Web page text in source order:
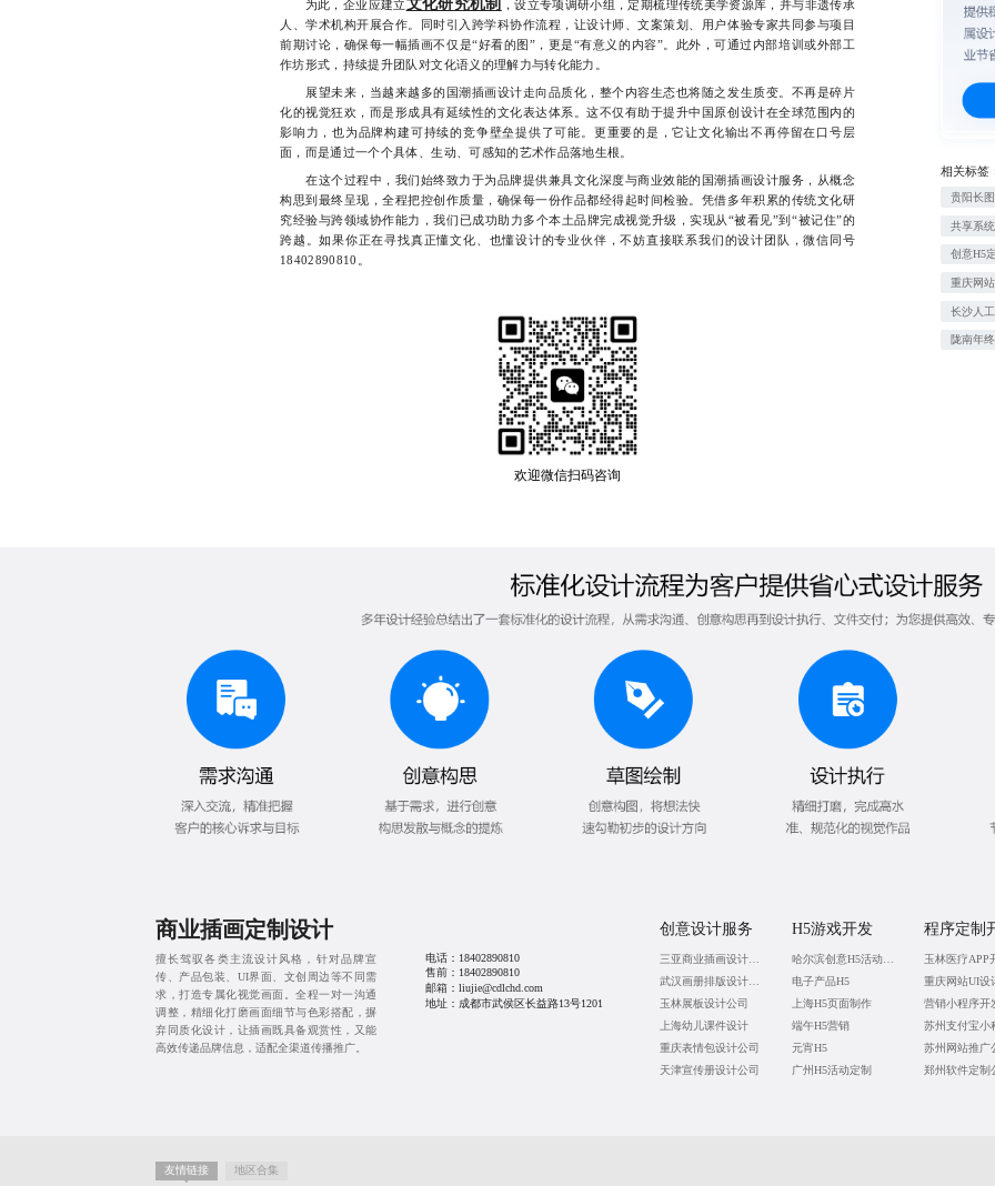
为此，企业应建立文化研究机制
，设立专项调研小组，定期梳理传统美学资源库，并与非遗传承
人、学术机构开展合作。同时引入跨学科协作流程，让设计师、文案策划、用户体验专家共同参与项目
前期讨论，确保每一幅插画不仅是“好看的图”，更是“有意义的内容”。此外，可通过内部培训或外部工
作坊形式，持续提升团队对文化语义的理解力与转化能力。
展望未来，当越来越多的国潮插画设计走向品质化，整个内容生态也将随之发生质变。不再是碎片
化的视觉狂欢，而是形成具有延续性的文化表达体系。这不仅有助于提升中国原创设计在全球范围内的
影响力，也为品牌构建可持续的竞争壁垒提供了可能。更重要的是，它让文化输出不再停留在口号层
面，而是通过一个个具体、生动、可感知的艺术作品落地生根。
在这个过程中，我们始终致力于为品牌提供兼具文化深度与商业效能的国潮插画设计服务，从概念
构思到最终呈现，全程把控创作质量，确保每一份作品都经得起时间检验。凭借多年积累的传统文化研
究经验与跨领域协作能力，我们已成功助力多个本土品牌完成视觉升级，实现从“被看见”到“被记住”的
跨越。如果你正在寻找真正懂文化、也懂设计的专业伙伴，不妨直接联系我们的设计团队，微信同号
18402890810。
欢迎微信扫码咨询
相关标签
贵阳长
共享系
创意H5
重庆网
长沙人
陇南年
商业插画定制设计
擅长驾驭各类主流设计风格，针对品牌宣
传、产品包装、UI界面、文创周边等不同需
求，打造专属化视觉画面。全程一对一沟通
调整，精细化打磨画面细节与色彩搭配，摒
弃同质化设计，让插画既具备观赏性，又能
高效传递品牌信息，适配全渠道传播推广。
电话： 18402890810
售前： 18402890810
邮箱：liujie@cdlchd.com
地址：成都市武侯区长益路13号1201
创意设计服务
三亚商业插画设计公司
武汉画册排版设计公司
玉林展板设计公司
上海幼儿课件设计
重庆表情包设计公司
天津宣传册设计公司
H5游戏开发
哈尔滨创意H5活动定制
电子产品H5
上海H5页面制作
端午H5营销
元宵H5
广州H5活动定制
程序定制
玉林医疗APP
重庆网站UI设
营销小程序开
苏州网站推广
郑州软件定制
友情链接 地区合集